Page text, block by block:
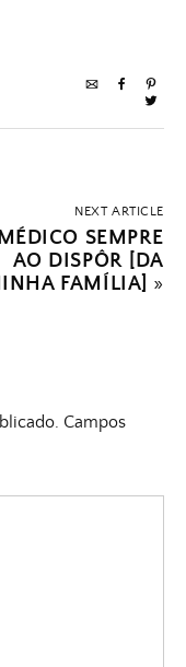
NEXT ARTICLE
SEMPRE
AO DISPÔR [DA
FAMÍLIA] »
Campos